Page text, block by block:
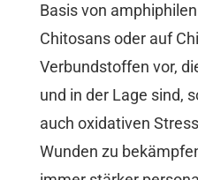
Basis von
Chitosans oder auf
Verbundstoffen vor,
und in der Lage sind,
auch oxidativen
Wunden zu